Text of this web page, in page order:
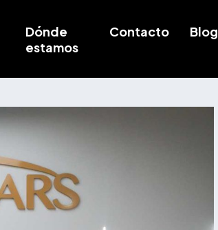
Dónde
estamos
Contacto Blog